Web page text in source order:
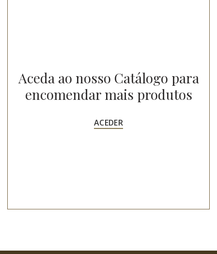
Aceda ao nosso Catálogo para
encomendar mais produtos
ACEDER